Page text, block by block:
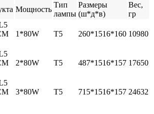
Мощность
Тип
лампы
Размеры
(ш*д*в)
Вес,
гр
1*80W T5 260*1516*160 10980
2*80W T5 487*1516*157 17650
3*80W T5 715*1516*157 24632